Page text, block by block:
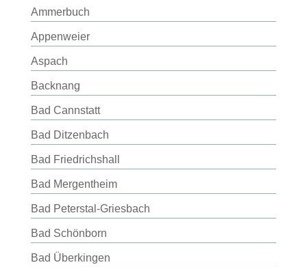
Ammerbuch
Appenweier
Aspach
Backnang
Bad Cannstatt
Bad Ditzenbach
Bad Friedrichshall
Bad Mergentheim
Bad Peterstal-Griesbach
Bad Schönborn
Bad Überkingen